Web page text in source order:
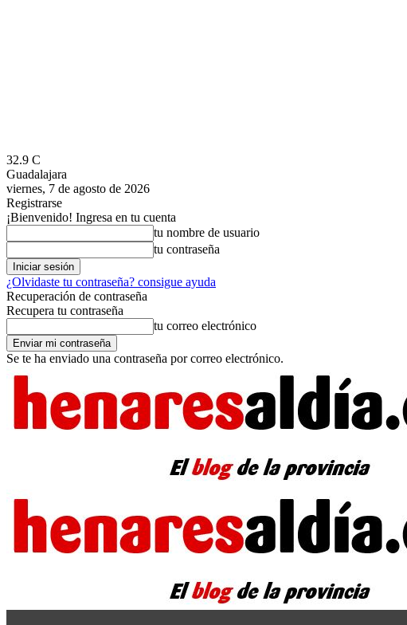
32.9 C
Guadalajara
viernes, 7 de agosto de 2026
Registrarse
¡Bienvenido! Ingresa en tu cuenta
tu nombre de usuario
tu contraseña
¿Olvidaste tu contraseña? consigue ayuda
Recuperación de contraseña
Recupera tu contraseña
tu correo electrónico
Se te ha enviado una contraseña por correo electrónico.